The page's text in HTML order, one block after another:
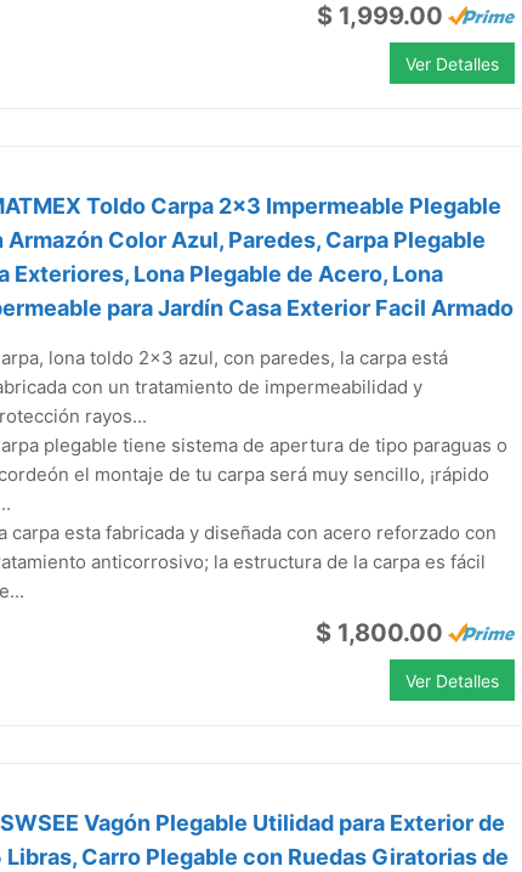
$ 1,999.00
Ver Detalles
Toldo Carpa 2x3 Impermeable Plegable
Armazón Color Azul, Paredes, Carpa Plegable
Exteriores, Lona Plegable de Acero, Lona
para Jardín Casa Exterior Facil Armado
lona toldo 2x3 azul, con paredes, la carpa está
con un tratamiento de impermeabilidad y
rayos...
plegable tiene sistema de apertura de tipo paraguas o
el montaje de tu carpa será muy sencillo, ¡rápido
carpa esta fabricada y diseñada con acero reforzado con
anticorrosivo; la estructura de la carpa es fácil
$ 1,800.00
Ver Detalles
Vagón Plegable Utilidad para Exterior de
Libras, Carro Plegable con Ruedas Giratorias de